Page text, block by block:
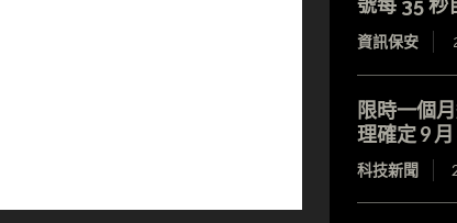
號每 35 秒
資訊保安
限時一個
理確定 9 月
科技新聞